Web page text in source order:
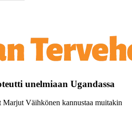
unelmiaan Ugandassa
Marjut Väihkönen kannustaa muitakin